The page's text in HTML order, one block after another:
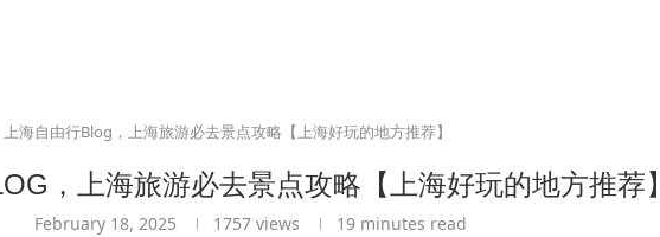
上海自由行Blog，上海旅游必去景点攻略【上海好玩的地方推荐】
，上海旅游必去景点攻略【上海好玩的地方推荐】
February 18, 2025 1757 views 19 minutes read